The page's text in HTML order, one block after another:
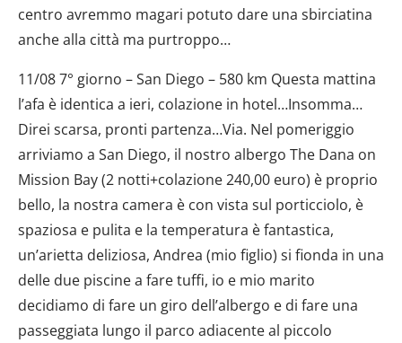
centro avremmo magari potuto dare una sbirciatina
anche alla città ma purtroppo…
11/08 7° giorno – San Diego – 580 km Questa mattina
l’afa è identica a ieri, colazione in hotel…Insomma…
Direi scarsa, pronti partenza…Via. Nel pomeriggio
arriviamo a San Diego, il nostro albergo The Dana on
Mission Bay (2 notti+colazione 240,00 euro) è proprio
bello, la nostra camera è con vista sul porticciolo, è
spaziosa e pulita e la temperatura è fantastica,
un’arietta deliziosa, Andrea (mio figlio) si fionda in una
delle due piscine a fare tuffi, io e mio marito
decidiamo di fare un giro dell’albergo e di fare una
passeggiata lungo il parco adiacente al piccolo